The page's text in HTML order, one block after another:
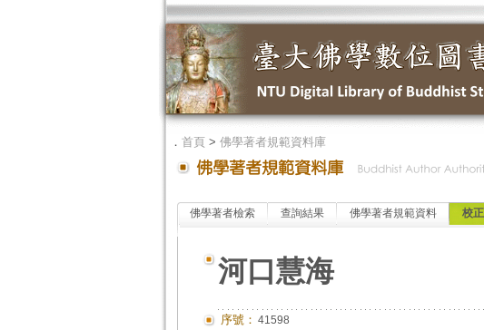
． 首頁> 佛學著者規範資料庫
佛學著者檢索 查詢結果 佛學著者規範資料 校
河口慧海
序號： 41598